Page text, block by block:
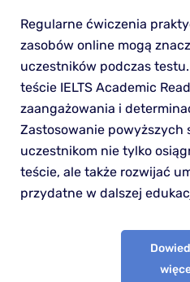
Regularne ćwiczenia
zasobów online mogą
uczestników podczas
teście IELTS Academic
zaangażowania i
Zastosowanie powyższych
uczestnikom nie tylko
teście, ale także rozwijać
przydatne w dalszej